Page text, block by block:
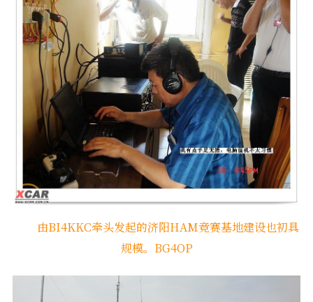
由BI4KKC牵头发起的济阳HAM竞赛基地建设也初具
规模。BG4OP